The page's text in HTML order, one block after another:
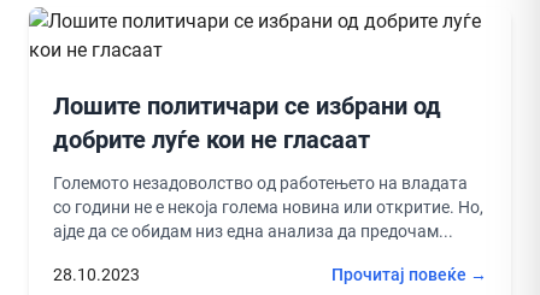
Лошите политичари се избрани од
добрите луѓе кои не гласаат
Големото незадоволство од работењето на владата
со години не е некоја голема новина или откритие. Но,
ајде да се обидам низ една анализа да предочам...
28.10.2023 Прочитај повеќе →